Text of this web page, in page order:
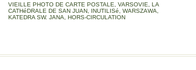
VIEILLE PHOTO DE CARTE POSTALE, VARSOVIE, LA
CATHéDRALE DE SAN JUAN, INUTILISé, WARSZAWA,
KATEDRA SW. JANA, HORS-CIRCULATION